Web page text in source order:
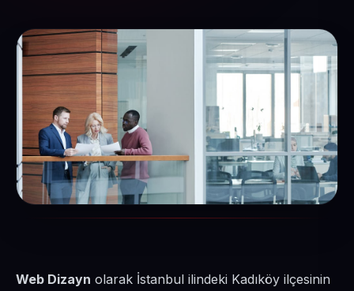
Web Dizayn olarak İstanbul ilindeki Kadıköy ilçesinin